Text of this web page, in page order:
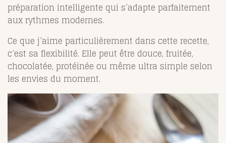
préparation intelligente qui s’adapte parfaitement
aux rythmes modernes.
Ce que j’aime particulièrement dans cette recette,
c’est sa flexibilité. Elle peut être douce, fruitée,
chocolatée, protéinée ou même ultra simple selon
les envies du moment.